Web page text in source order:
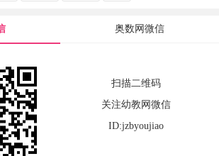
奥数网微信
扫描二维码
关注幼教网微信
ID:jzbyoujiao